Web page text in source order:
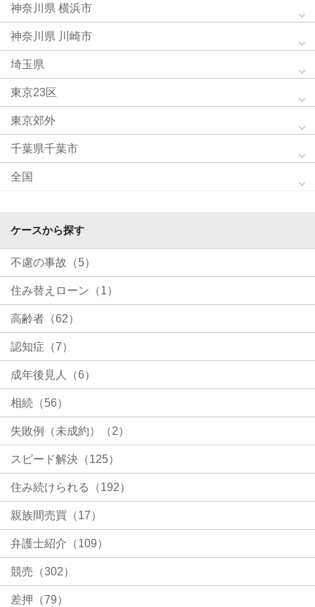
神奈川県 横浜市
神奈川県 川崎市
埼玉県
東京23区
東京郊外
千葉県千葉市
全国
ケースから探す
不慮の事故（5）
住み替えローン（1）
高齢者（62）
認知症（7）
成年後見人（6）
相続（56）
失敗例（未成約）（2）
スピード解決（125）
住み続けられる（192）
親族間売買（17）
弁護士紹介（109）
競売（302）
差押（79）